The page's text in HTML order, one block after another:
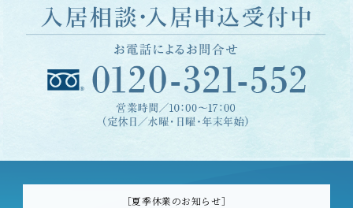
［夏季休業のお知らせ］